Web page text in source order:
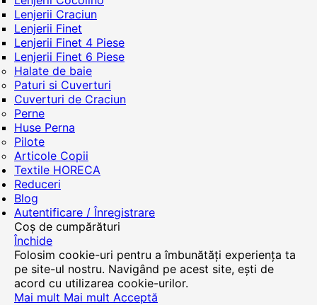
Lenjerii Craciun
Lenjerii Finet
Lenjerii Finet 4 Piese
Lenjerii Finet 6 Piese
Halate de baie
Paturi si Cuverturi
Cuverturi de Craciun
Perne
Huse Perna
Pilote
Articole Copii
Textile HORECA
Reduceri
Blog
Autentificare / Înregistrare
Coș de cumpărături
Închide
Folosim cookie-uri pentru a îmbunătăți experiența ta
pe site-ul nostru. Navigând pe acest site, ești de
acord cu utilizarea cookie-urilor.
Mai mult Mai mult Acceptă